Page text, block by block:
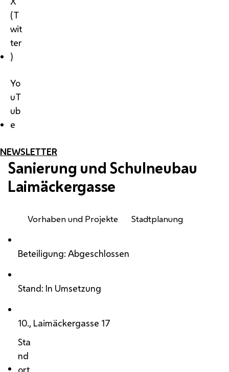
(T
wit
ter
)
Yo
uT
ub
e
NEWSLETTER
Sanierung und Schulneubau
Laimäckergasse
Vorhaben und Projekte Stadtplanung
Beteiligung: Abgeschlossen
Stand: In Umsetzung
10., Laimäckergasse 17
Sta
nd
ort